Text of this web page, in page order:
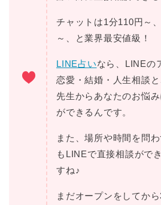
チャットは1分110円～
～、と業界最安値級！
LINE占いなら、LINEの
恋愛・結婚・人生相談
先生からあなたのお悩
ができるんです。
また、場所や時間を問
もLINEで直接相談がで
すね♪
まだオープンをしてか